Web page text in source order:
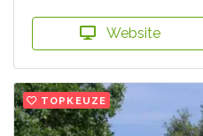
Website
TOPKEUZE